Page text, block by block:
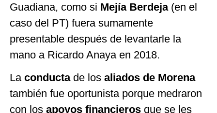
Guadiana, como si Mejía Berdeja(en el
caso del PT) fuera sumamente
presentable después de levantarle la
mano a Ricardo Anaya en 2018.
La conducta de los aliados de Morena
también fue oportunista porque medraron
con los apoyos financieros que se les